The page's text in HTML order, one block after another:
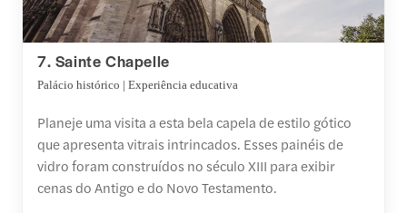
7. Sainte Chapelle
Palácio histórico | Experiência educativa
Planeje uma visita a esta bela capela de estilo gótico
que apresenta vitrais intrincados. Esses painéis de
vidro foram construídos no século XIII para exibir
cenas do Antigo e do Novo Testamento.